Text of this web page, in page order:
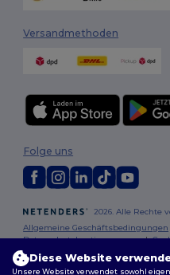
Versandmethoden
2026. Alle Rechte
Allgemeine Geschäftsbedingungen
Datenschutzbestimmungen|
Folge uns
Diese Website
Unsere Website verwendet sowohl